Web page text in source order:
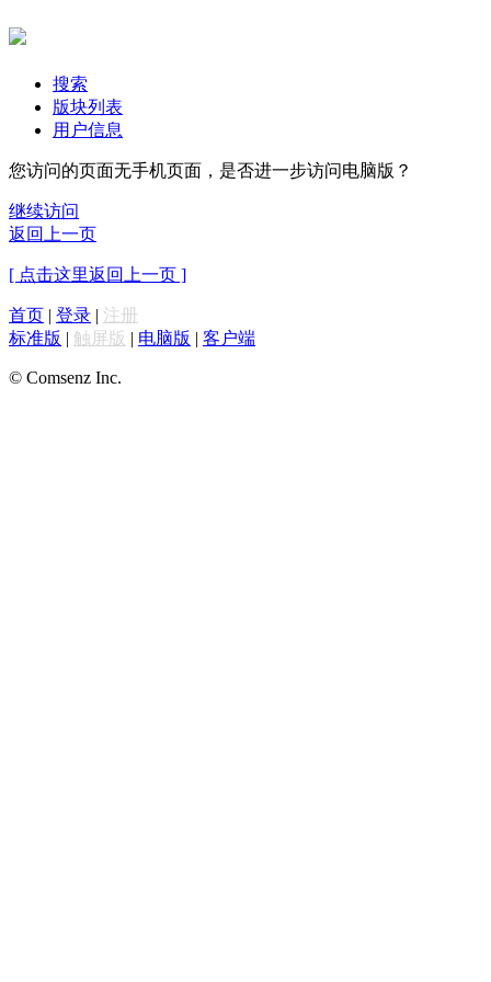
搜索
版块列表
用户信息
您访问的页面无手机页面，是否进一步访问电脑版？
继续访问
返回上一页
[ 点击这里返回上一页 ]
首页 | 登录 | 注册
标准版 | 触屏版 | 电脑版 | 客户端
© Comsenz Inc.